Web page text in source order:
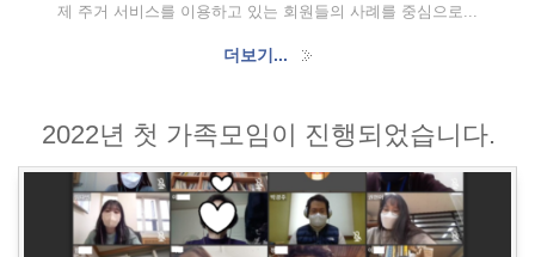
제 주거 서비스를 이용하고 있는 회원들의 사례를 중심으로...
더보기...
2022년 첫 가족모임이 진행되었습니다.